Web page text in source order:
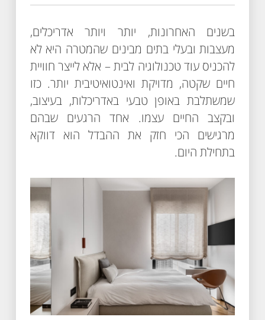
בשנים האחרונות, יותר ויותר אדריכלים,
מעצבות ובעלי בתים מבינים שהמטרה היא לא
להכניס עוד טכנולוגיה לבית – אלא לייצר חוויית
חיים שקטה, מדויקת ואינטואיטיבית יותר. כזו
שמשתלבת באופן טבעי באדריכלות, בעיצוב,
ובקצב החיים עצמו. אחד הרגעים שבהם
מרגישים הכי חזק את ההבדל הוא דווקא
בתחילת היום.